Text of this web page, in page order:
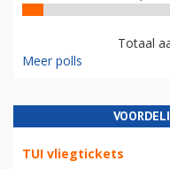
Totaal
Meer polls
TUI vliegtickets